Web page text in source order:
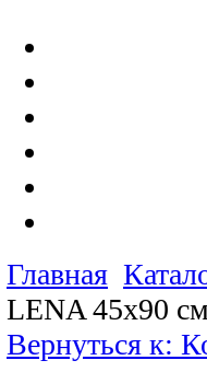
Главная
LENA 45х90
Вернуться к: